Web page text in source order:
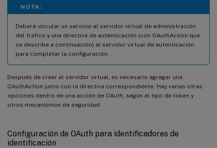
NOTA:
Deberá vincular un servicio al servidor virtual de administración
del tráfico y una directiva de autenticación (con OAuthAction que
se describe a continuación) al servidor virtual de autenticación
para completar la configuración.
Después de crear el servidor virtual, es necesario agregar una
OAuthAction junto con la directiva correspondiente. Hay varias otras
opciones dentro de una acción de OAuth, según el tipo de token y
otros mecanismos de seguridad.
Configuración de OAuth para identificadores de
identificación